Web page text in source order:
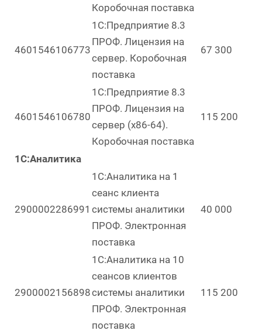
Коробочная поставка
4601546106773
1С:Предприятие 8.3
ПРОФ. Лицензия на
сервер. Коробочная
поставка
67 300
4601546106780
1С:Предприятие 8.3
ПРОФ. Лицензия на
сервер (x86-64).
Коробочная поставка
115 200
1С:Аналитика
2900002286991
1С:Аналитика на 1
сеанс клиента
системы аналитики
ПРОФ. Электронная
поставка
40 000
2900002156898
1С:Аналитика на 10
сеансов клиентов
системы аналитики
ПРОФ. Электронная
поставка
115 200